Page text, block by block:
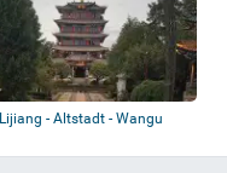
Lijiang - Altstadt - Wangu